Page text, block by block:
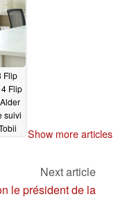
Flip
Flip
suivi
Show more articles
Next article
le président de la